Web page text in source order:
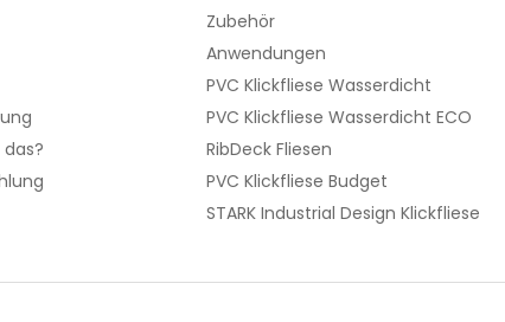
Zubehör
Anwendungen
PVC Klickfliese Wasserdicht
PVC Klickfliese Wasserdicht ECO
RibDeck Fliesen
PVC Klickfliese Budget
STARK Industrial Design Klickfliese